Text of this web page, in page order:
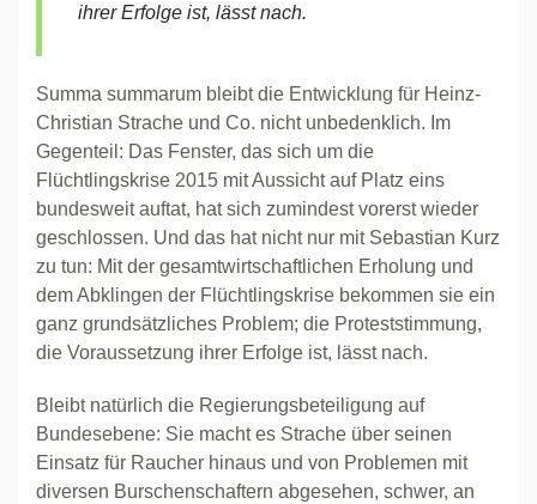
ihrer Erfolge ist, lässt nach.
Summa summarum bleibt die Entwicklung für Heinz-
Christian Strache und Co. nicht unbedenklich. Im
Gegenteil: Das Fenster, das sich um die
Flüchtlingskrise 2015 mit Aussicht auf Platz eins
bundesweit auftat, hat sich zumindest vorerst wieder
geschlossen. Und das hat nicht nur mit Sebastian Kurz
zu tun: Mit der gesamtwirtschaftlichen Erholung und
dem Abklingen der Flüchtlingskrise bekommen sie ein
ganz grundsätzliches Problem; die Proteststimmung,
die Voraussetzung ihrer Erfolge ist, lässt nach.
Bleibt natürlich die Regierungsbeteiligung auf
Bundesebene: Sie macht es Strache über seinen
Einsatz für Raucher hinaus und von Problemen mit
diversen Burschenschaftern abgesehen, schwer, an